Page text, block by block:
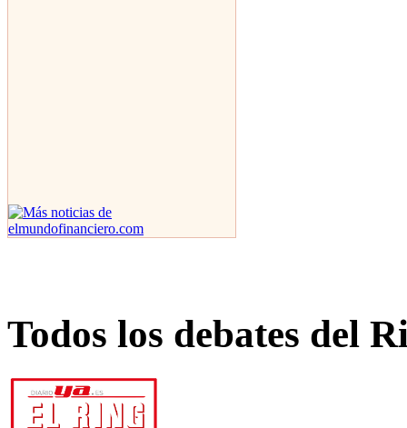
Todos los debates del